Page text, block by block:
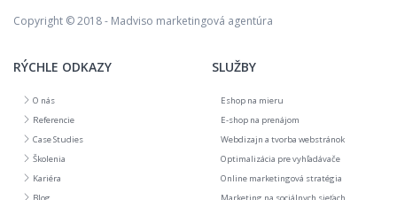
Copyright © 2018 - Madviso marketingová agentúra
RÝCHLE ODKAZY
O nás
Referencie
Case Studies
Školenia
Kariéra
SLUŽBY
Eshop na mieru
E-shop na prenájom
Webdizajn a tvorba webstránok
Optimalizácia pre vyhľadávače
Online marketingová stratégia